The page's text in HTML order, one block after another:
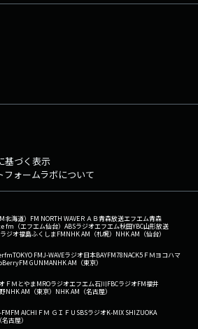
基づく表示
ォームラボについて
北海道） FM NORTH WAVEＲＡＢ青森放送エフエム青森
fm（エフエム仙台） ABSラジオエフエム秋田YBC山形放送
ラジオ福島ふくしまFMNHK AM（札幌） NHK AM（仙台）
TOKYO FMJ-WAVEラジオ日本BAYFM78NACK5 ＦＭヨコハマ
FM GUNMANHK AM（東京）
ＦＭとやまMROラジオエフエム石川FBCラジオFM福井
NHK AM（東京） NHK AM（名古屋）
FM AICHI ＦＭ ＧＩＦＵ SBSラジオK-MIX SHIZUOKA
古屋）